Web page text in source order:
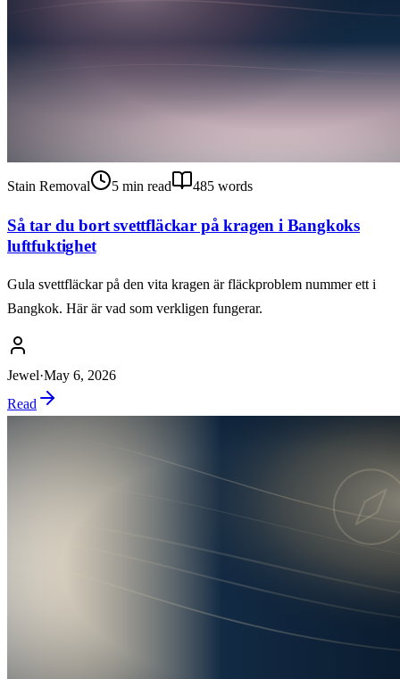
Stain Removal 5 min read 485 words
Så tar du bort svettfläckar på kragen i Bangkoks
luftfuktighet
Gula svettfläckar på den vita kragen är fläckproblem nummer ett i
Bangkok. Här är vad som verkligen fungerar.
Jewel·May 6, 2026
Read